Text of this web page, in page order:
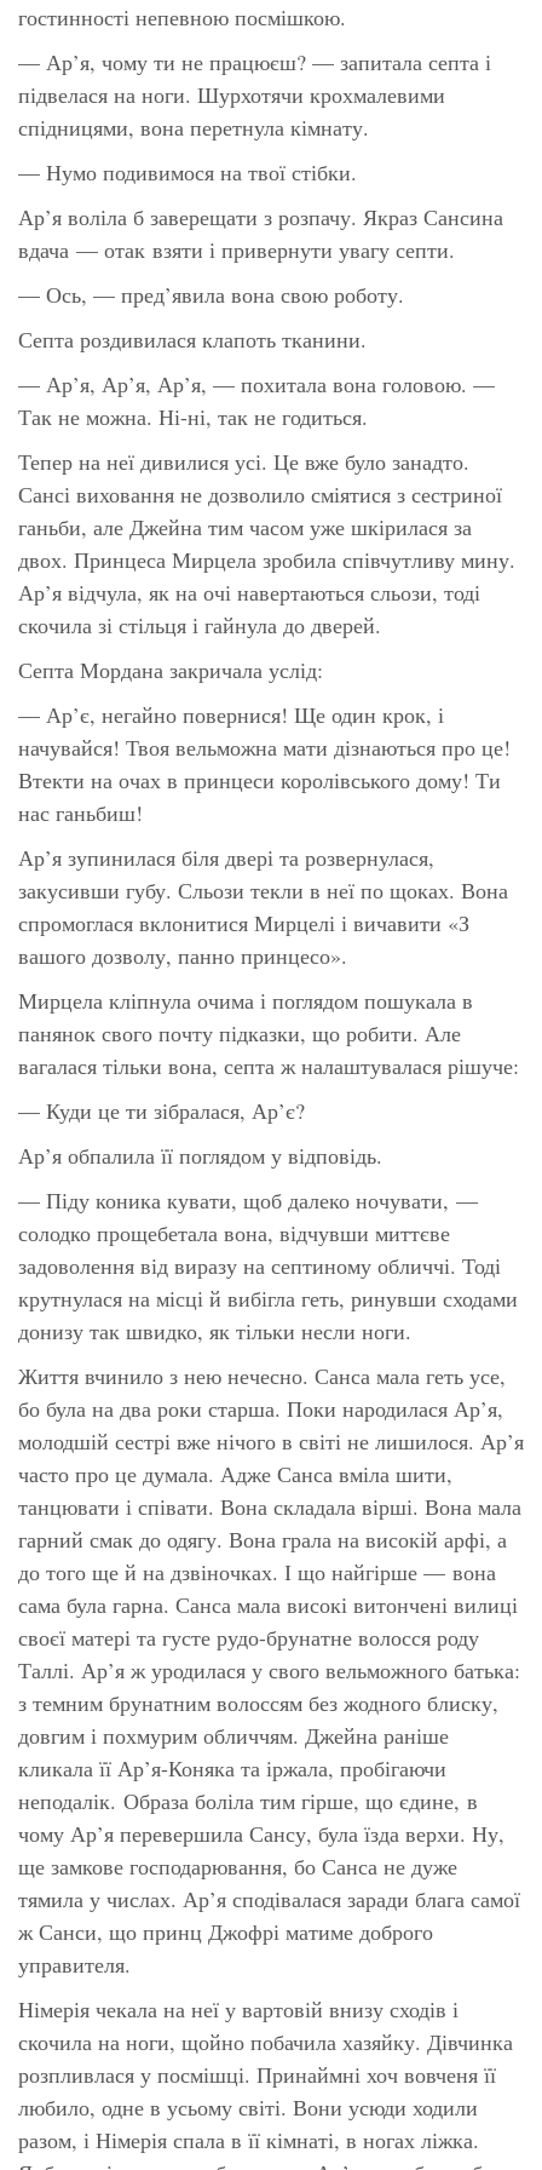
гостинності непевною посмішкою.
— Ар’я, чому ти не працюєш? — запитала септа і
підвелася на ноги. Шурхотячи крохмалевими
спідницями, вона перетнула кімнату.
— Нумо подивимося на твої стібки.
Ар’я воліла б заверещати з розпачу. Якраз Сансина
вдача — отак взяти і привернути увагу септи.
— Ось, — пред’явила вона свою роботу.
Септа роздивилася клапоть тканини.
— Ар’я, Ар’я, Ар’я, — похитала вона головою. —
Так не можна. Ні-ні, так не годиться.
Тепер на неї дивилися усі. Це вже було занадто.
Сансі виховання не дозволило сміятися з сестриної
ганьби, але Джейна тим часом уже шкірилася за
двох. Принцеса Мирцела зробила співчутливу мину.
Ар’я відчула, як на очі навертаються сльози, тоді
скочила зі стільця і гайнула до дверей.
Септа Мордана закричала услід:
— Ар’є, негайно повернися! Ще один крок, і
начувайся! Твоя вельможна мати дізнаються про це!
Втекти на очах в принцеси королівського дому! Ти
нас ганьбиш!
Ар’я зупинилася біля двері та розвернулася,
закусивши губу. Сльози текли в неї по щоках. Вона
спромоглася вклонитися Мирцелі і вичавити «З
вашого дозволу, панно принцесо».
Мирцела кліпнула очима і поглядом пошукала в
панянок свого почту підказки, що робити. Але
вагалася тільки вона, септа ж налаштувалася рішуче:
— Куди це ти зібралася, Ар’є?
Ар’я обпалила її поглядом у відповідь.
— Піду коника кувати, щоб далеко ночувати, —
солодко прощебетала вона, відчувши миттєве
задоволення від виразу на септиному обличчі. Тоді
крутнулася на місці й вибігла геть, ринувши сходами
донизу так швидко, як тільки несли ноги.
Життя вчинило з нею нечесно. Санса мала геть усе,
бо була на два роки старша. Поки народилася Ар’я,
молодшій сестрі вже нічого в світі не лишилося. Ар’я
часто про це думала. Адже Санса вміла шити,
танцювати і співати. Вона складала вірші. Вона мала
гарний смак до одягу. Вона грала на високій арфі, а
до того ще й на дзвіночках. І що найгірше — вона
сама була гарна. Санса мала високі витончені вилиці
своєї матері та густе рудо-брунатне волосся роду
Таллі. Ар’я ж уродилася у свого вельможного батька:
з темним брунатним волоссям без жодного блиску,
довгим і похмурим обличчям. Джейна раніше
кликала її Ар’я-Коняка та іржала, пробігаючи
неподалік. Образа боліла тим гірше, що єдине, в
чому Ар’я перевершила Сансу, була їзда верхи. Ну,
ще замкове господарювання, бо Санса не дуже
тямила у числах. Ар’я сподівалася заради блага самої
ж Санси, що принц Джофрі матиме доброго
управителя.
Німерія чекала на неї у вартовій внизу сходів і
скочила на ноги, щойно побачила хазяйку. Дівчинка
розпливлася у посмішці. Принаймні хоч вовченя її
любило, одне в усьому світі. Вони усюди ходили
разом, і Німерія спала в її кімнаті, в ногах ліжка.